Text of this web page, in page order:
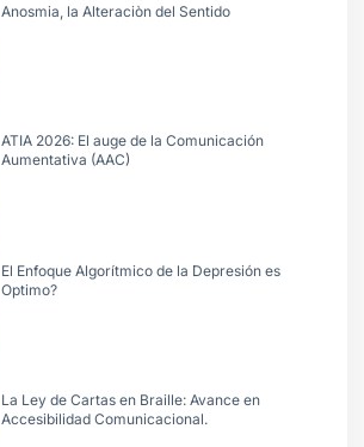
Anosmia, la Alteraciòn del Sentido
ATIA 2026: El auge de la Comunicación
Aumentativa (AAC)
El Enfoque Algorítmico de la Depresión es
Optimo?
La Ley de Cartas en Braille: Avance en
Accesibilidad Comunicacional.